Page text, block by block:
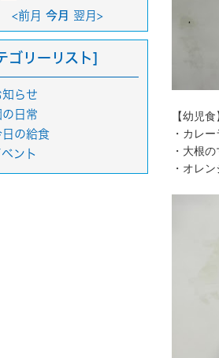
【幼児食
・カレ
・大根
・オレン
<前月 今月 翌月>
ゴリーリスト]
知らせ
の日常
日の給食
ベント